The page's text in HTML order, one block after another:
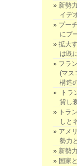
新勢
イデ
プー
にプ
拡大
は既
フラ
(マス
構造
トラ
貸し
トラ
しと
アメ
勢力
新勢
国家